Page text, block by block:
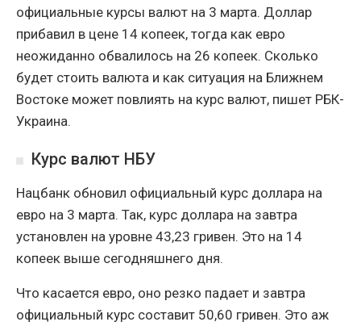
официальные курсы валют на 3 марта. Доллар
прибавил в цене 14 копеек, тогда как евро
неожиданно обвалилось на 26 копеек. Сколько
будет стоить валюта и как ситуация на Ближнем
Востоке может повлиять на курс валют, пишет РБК-
Украина.
Курс валют НБУ
Нацбанк обновил официальный курс доллара на
евро на 3 марта. Так, курс доллара на завтра
установлен на уровне 43,23 гривен. Это на 14
копеек выше сегодняшнего дня.
Что касается евро, оно резко падает и завтра
официальный курс составит 50,60 гривен. Это аж